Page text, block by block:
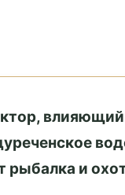
рыбалка и